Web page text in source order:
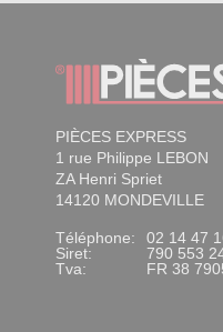
PIÈCES EXPRESS
1 rue Philippe LEBON
ZA Henri Spriet
14120 MONDEVILLE
Téléphone:
02 14 47
Siret:
790 553
Tva:
FR 38